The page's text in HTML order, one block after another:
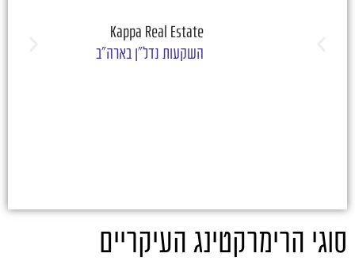
Kappa Real Estate
השקעות נדל"ן בארה"ב
סוגי הרימרקטינג העיקריים